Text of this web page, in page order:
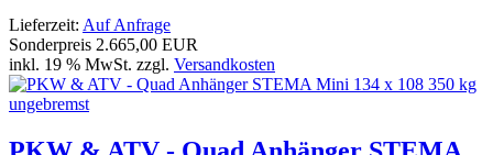
Lieferzeit: Auf Anfrage
Sonderpreis 2.665,00 EUR
inkl. 19 % MwSt. zzgl. Versandkosten